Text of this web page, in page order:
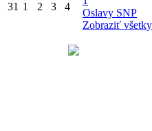
31 1 2 3 4
Oslavy SNP
Zobraziť